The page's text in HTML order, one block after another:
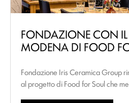
FONDAZIONE CON IL
MODENA DI FOOD
Fondazione Iris Ceramica Group
al progetto di Food for Soul che